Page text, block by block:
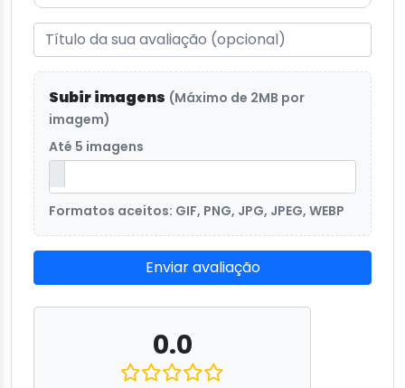
Subir imagens (Máximo de 2MB por
imagem)
Até 5 imagens
Formatos aceitos: GIF, PNG, JPG, JPEG, WEBP
Enviar avaliação
0.0